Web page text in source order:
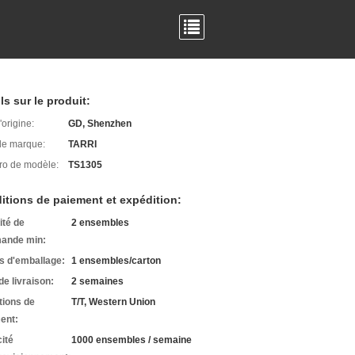
sur le produit:
GD, Shenzhen
marque:
TARRI
de modèle:
TS1305
de paiement et expédition:
de
min:
2 ensembles
d'emballage:
1 ensembles/carton
livraison:
2 semaines
de
T/T, Western Union
1000 ensembles / semaine